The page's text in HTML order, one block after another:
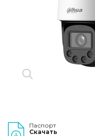
Паспорт
Скачать